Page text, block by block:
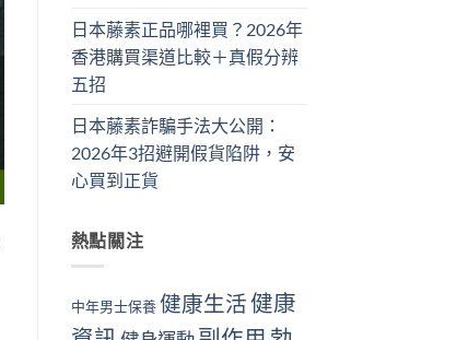
日本藤素正品哪裡買？2026年
香港購買渠道比較＋真假分辨
五招
日本藤素詐騙手法大公開：
2026年3招避開假貨陷阱，安
心買到正貨
熱點關注
中年男士保養 健康生活健康